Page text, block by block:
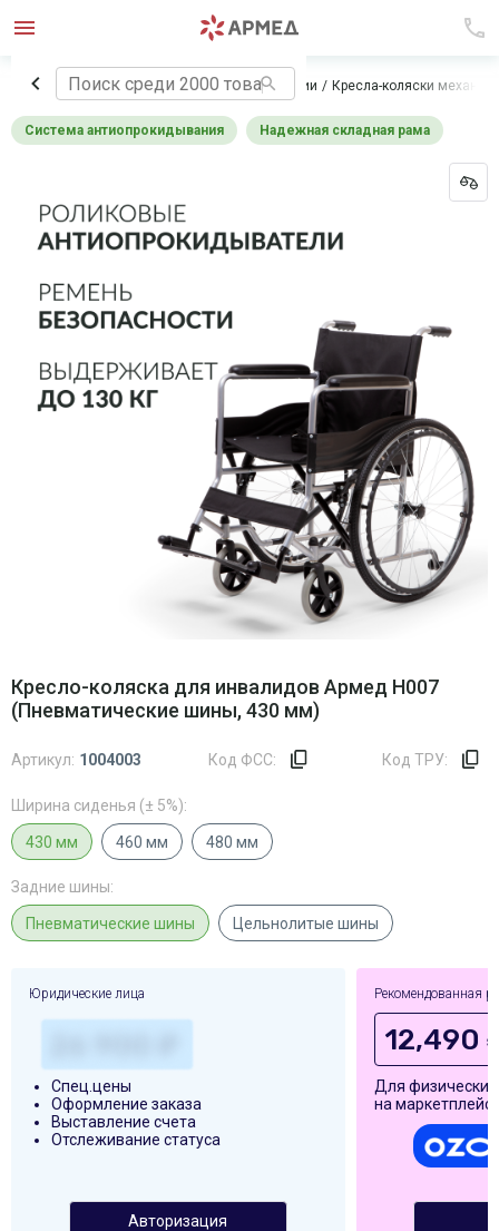
Главная Технические средства реабилитации Кресла-коляски
Система антиопрокидывания Надежная складная рама
Кресло-коляска для инвалидов Армед H007
(Пневматические шины, 430 мм)
Артикул: 1004003 Код ФСС: Код ТРУ:
Ширина сиденья (± 5%):
430 мм 460 мм 480 мм
Задние шины:
Пневматические шины Цельнолитые шины
Юридические лица
Спец.цены
Оформление заказа
Выставление счета
Отслеживание статуса
Авторизация
Рекомендованная
12,490
Для
на